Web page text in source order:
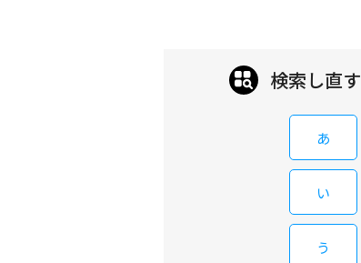
検索し直す
あ
い
う